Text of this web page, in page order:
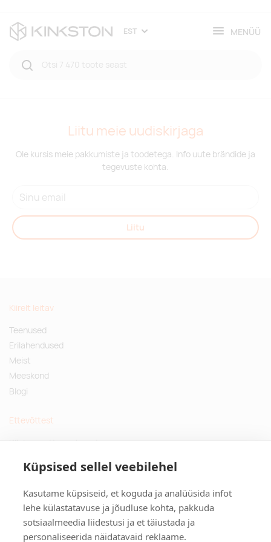
Küpsised sellel veebilehel
Kasutame küpsiseid, et koguda ja analüüsida infot
lehe külastatavuse ja jõudluse kohta, pakkuda
sotsiaalmeedia liidestusi ja et täiustada ja
personaliseerida näidatavaid reklaame.
EST MENÜÜ
Liitu meie uudiskirjaga
Ole kursis meie pakkumiste ja toodetega. Info uute brändide ja
tegevuste kohta.
Liitu
Kiirelt leitav
Teenused
Erilahendused
Meist
Meeskond
Blogi
Ettevõttest
Küsimused ja vastused
Privaatsuspoliitika
Kontakt
Tulika põik 3, Tallinn
info@kinkston.ee